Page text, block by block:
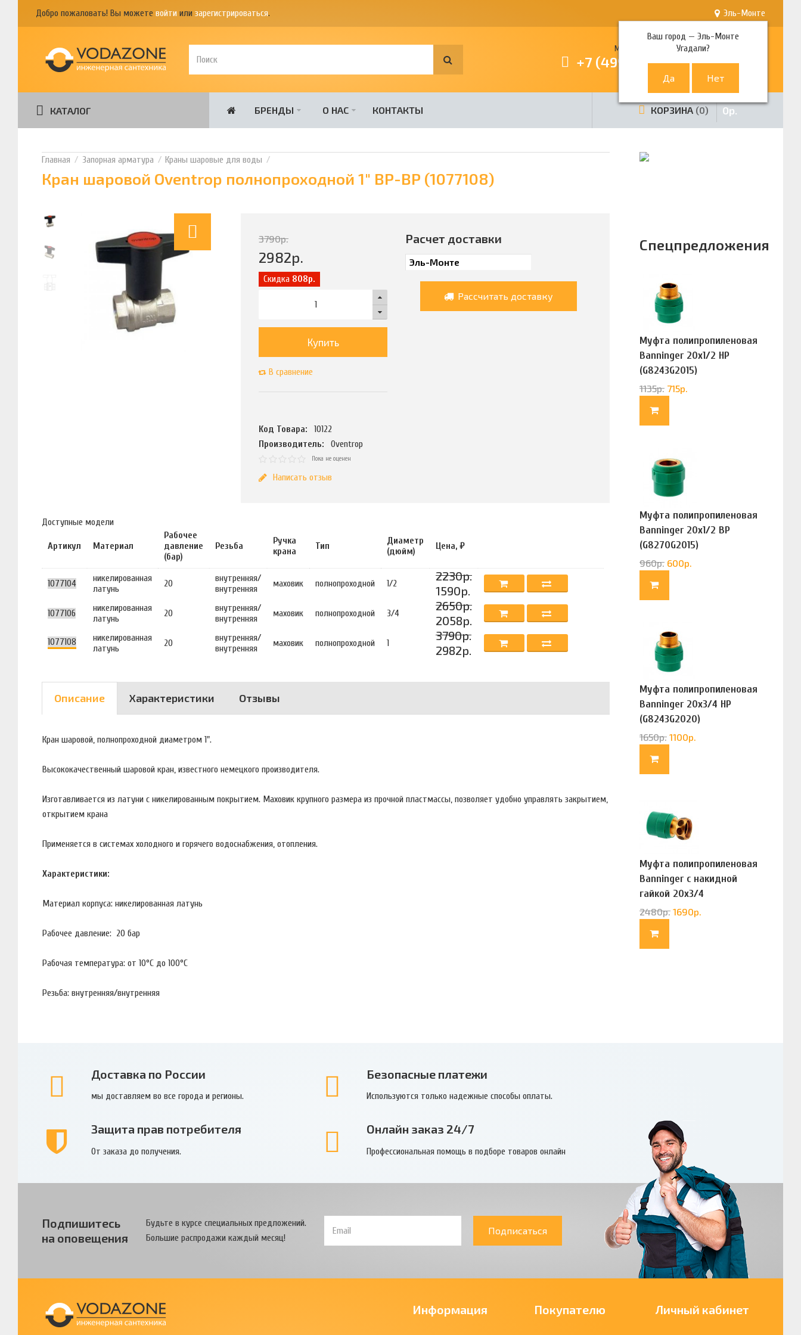
Добро пожаловать! Вы можете войти или зарегистрироваться. Эль-Монте
Ваш город —Эль-Монте
Угадали?
Многоканальный телефон
+7 (499) 380-80-80
КАТАЛОГ БРЕНДЫ О НАС КОНТАКТЫ КОРЗИНА 0 0р.
Запорная арматура Краны шаровые для воды
Кран шаровой Oventrop полнопроходной 1" ВР-ВР (1077108)
3790р.
2982р.
Скидка 808р.
Купить
В сравнение
Код Товара:
10122
Производитель:
Oventrop
Пока не оценен
Написать отзыв
Расчет доставки
Рассчитать доставку
Доступные модели
Артикул Материал
Рабочее
давление
(бар)
Резьба
Ручка
крана
Тип
Диаметр
(дюйм)
Цена, ₽
1077104
никелированная
латунь
20
внутренняя/
внутренняя
маховик полнопроходной 1/2
2230р.
1590р.
1077106
никелированная
латунь
20
внутренняя/
внутренняя
маховик полнопроходной 3/4
2650р.
2058р.
1077108
никелированная
латунь
20
внутренняя/
внутренняя
маховик полнопроходной 1
3790р.
2982р.
Описание Характеристики Отзывы
Кран шаровой, полнопроходной диаметром 1".
Высококачественный шаровой кран, известного немецкого производителя.
Изготавливается из латуни с никелированным покрытием. Маховик крупного размера из прочной пластмассы, позволяет удобно управлять закрытием,
открытием крана
Применяется в системах холодного и горячего водоснабжения, отопления.
Характеристики:
Материал корпуса: никелированная латунь
Рабочее давление: 20 бар
Рабочая температура: от 10°С до 100°С
Резьба: внутренняя/внутренняя
Спецпредложения
Муфта полипропиленовая
Banninger 20х1/2 НР
(G8243G2015)
1135р. 715р.
Муфта полипропиленовая
Banninger 20х1/2 ВР
(G8270G2015)
960р. 600р.
Муфта полипропиленовая
Banninger 20х3/4 НР
(G8243G2020)
1650р. 1100р.
Муфта полипропиленовая
Banninger с накидной
гайкой 20х3/4
(G83322020)
2480р. 1690р.
Доставка по России
мы доставляем во все города и регионы.
Безопасные платежи
Используются только надежные способы оплаты.
Защита прав потребителя
От заказа до получения.
Онлайн заказ 24/7
Профессиональная помощь в подборе товаров онлайн
Подпишитесь
на оповещения
Будьте в курсе специальных предложений.
Большие распродажи каждый месяц!
Подписаться
Информация Покупателю Личный кабинет